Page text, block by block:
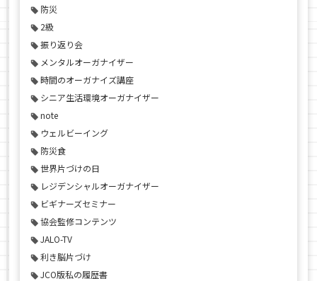
防災
2級
振り返り会
メンタルオーガナイザー
時間のオーガナイズ講座
シニア生活環境オーガナイザー
note
ウェルビーイング
防災食
世界片づけの日
レジデンシャルオーガナイザー
ビギナーズセミナー
協会監修コンテンツ
JALO-TV
利き脳片づけ
JCO版私の履歴書